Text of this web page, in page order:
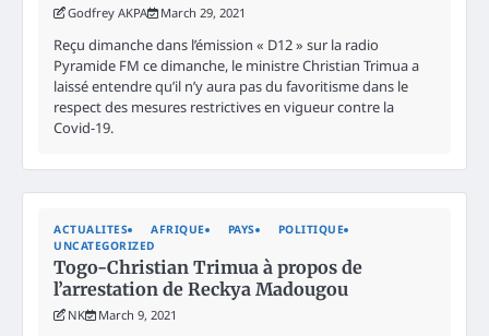
Godfrey AKPA March 29, 2021
Reçu dimanche dans l’émission « D12 » sur la radio
Pyramide FM ce dimanche, le ministre Christian Trimua a
laissé entendre qu’il n’y aura pas du favoritisme dans le
respect des mesures restrictives en vigueur contre la
Covid-19.
ACTUALITES AFRIQUE PAYS
POLITIQUE
UNCATEGORIZED
Togo-Christian Trimua à propos de
l’arrestation de Reckya Madougou
NK March 9, 2021